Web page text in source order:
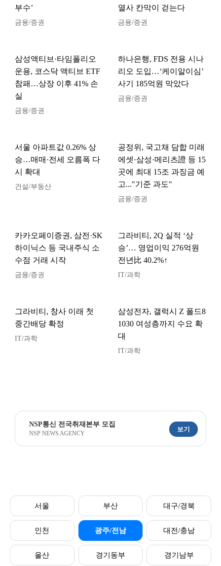
부수’
금융/증권
열사 칸막이 걷는다
금융/증권
삼성액티브·타임폴리오
운용, 코스닥 액티브 ETF
참패…상장 이후 41% 손
실
금융/증권
하나은행, FDS 전용 시나
리오 도입…‘케이알이심’
사기 185억원 막았다
금융/증권
서울 아파트값 0.26% 상
승…매매·전세 오름폭 다
시 확대
건설/부동산
공정위, 국고채 담합 미래
에셋·삼성·메리츠證 등 15
곳에 최대 15조 과징금 예
고..."기준 과도"
금융/증권
카카오페이증권, 삼전·SK
하이닉스 등 국내주식 소
수점 거래 시작
금융/증권
그라비티, 2Q 실적 ‘상
승’… 영업이익 276억원
전년比 40.2%↑
IT/과학
그라비티, 창사 이래 첫
중간배당 확정
IT/과학
삼성전자, 갤럭시 Z 폴드8
1030 여성층까지 수요 확
대
IT/과학
NSP통신 전국취재본부 모집
NSP NEWS AGENCY
보기
서울 부산 대구/경북
인천 광주/전남 대전/충남
울산 경기동부 경기남부